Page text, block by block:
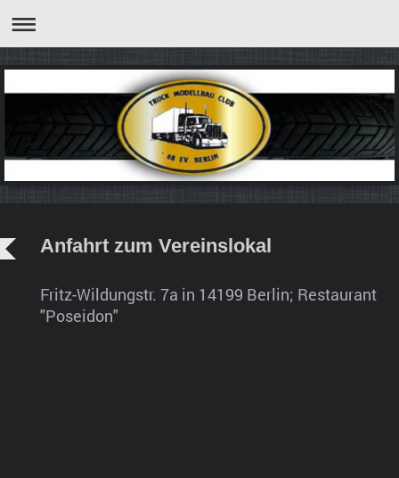
Anfahrt zum Vereinslokal
Fritz-Wildungstr. 7a in 14199 Berlin; Restaurant
"Poseidon"